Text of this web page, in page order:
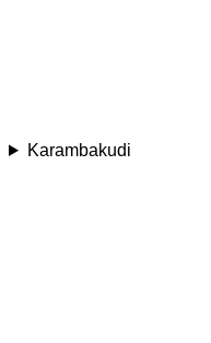
Karambakudi